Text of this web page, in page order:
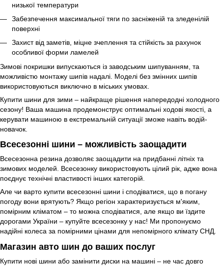
низької температури
Забезпечення максимальної тяги по засніженій та зледенілій
поверхні
Захист від заметів, міцне зчеплення та стійкість за рахунок
особливої форми ламелей
Зимові покришки випускаються із заводським шипуванням, та
можливістю монтажу шипів надалі. Моделі без змінних шипів
використовуються виключно в міських умовах.
Купити шини для зими – найкраще рішення напередодні холодного
сезону! Ваша машина продемонструє оптимальні ходові якості, а
керувати машиною в екстремальній ситуації зможе навіть водій-
новачок.
Всесезонні шини – можливість заощадити
Всесезонна резина дозволяє заощадити на придбанні літніх та
зимових моделей. Всесезонку використовують цілий рік, адже вона
поєднує технічні властивості інших категорій.
Але чи варто купити всесезонні шини і сподіватися, що в погану
погоду вони врятують? Якщо регіон характеризується м'яким,
помірним кліматом – то можна сподіватися, але якщо ви їздите
дорогами України – купуйте всесезонку у нас! Ми пропонуємо
надійні колеса за помірними цінами для непомірного клімату СНД.
Магазин авто шин до ваших послуг
Купити нові шини або замінити диски на машині – не час довго